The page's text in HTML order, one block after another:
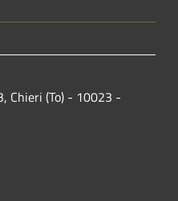
Chieri (To) - 10023 -